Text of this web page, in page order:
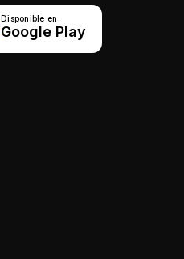
Disponible en
Google Play